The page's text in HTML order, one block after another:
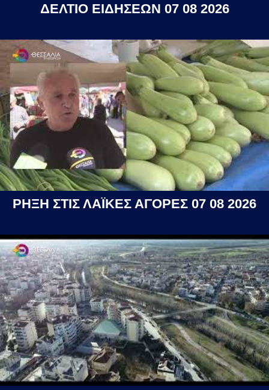
ΔΕΛΤΙΟ ΕΙΔΗΣΕΩΝ 07 08 2026
ΡΗΞΗ ΣΤΙΣ ΛΑΪΚΕΣ ΑΓΟΡΕΣ 07 08 2026